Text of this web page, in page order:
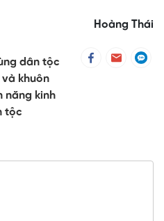
Hoàng Thái
dân tộc
khuôn
năng kinh
tộc